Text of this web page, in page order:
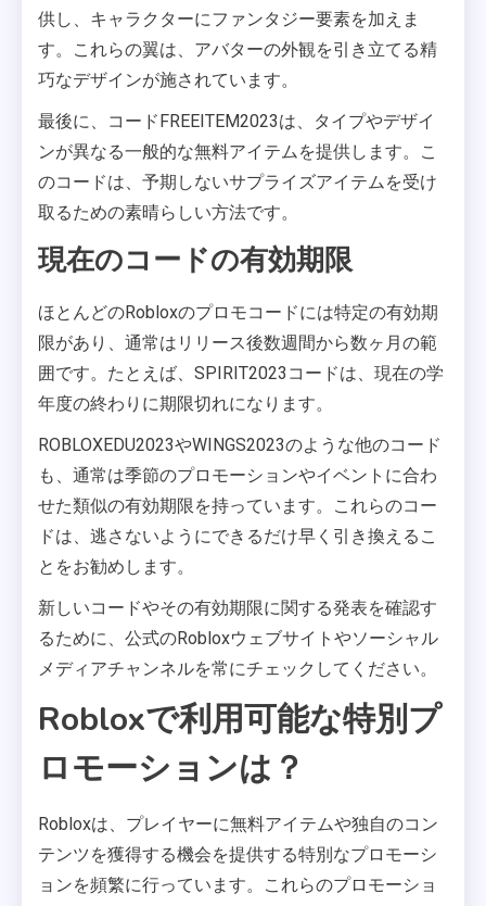
供し、キャラクターにファンタジー要素を加えま
す。これらの翼は、アバターの外観を引き立てる精
巧なデザインが施されています。
最後に、コードFREEITEM2023は、タイプやデザイ
ンが異なる一般的な無料アイテムを提供します。こ
のコードは、予期しないサプライズアイテムを受け
取るための素晴らしい方法です。
現在のコードの有効期限
ほとんどのRobloxのプロモコードには特定の有効期
限があり、通常はリリース後数週間から数ヶ月の範
囲です。たとえば、SPIRIT2023コードは、現在の学
年度の終わりに期限切れになります。
ROBLOXEDU2023やWINGS2023のような他のコード
も、通常は季節のプロモーションやイベントに合わ
せた類似の有効期限を持っています。これらのコー
ドは、逃さないようにできるだけ早く引き換えるこ
とをお勧めします。
新しいコードやその有効期限に関する発表を確認す
るために、公式のRobloxウェブサイトやソーシャル
メディアチャンネルを常にチェックしてください。
Robloxで利用可能な特別プ
ロモーションは？
Robloxは、プレイヤーに無料アイテムや独自のコン
テンツを獲得する機会を提供する特別なプロモーシ
ョンを頻繁に行っています。これらのプロモーショ